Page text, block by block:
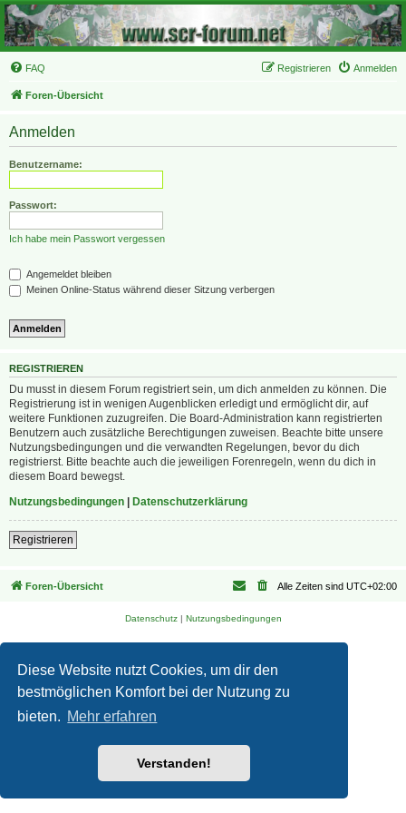
Diese Website nutzt Cookies, um dir den
bestmöglichen Komfort bei der Nutzung zu
bieten. Mehr erfahren
Verstanden!
FAQ Anmelden
Registrieren
Foren-Übersicht
Anmelden
Benutzername:
Passwort:
Ich habe mein Passwort vergessen
Angemeldet bleiben
Meinen Online-Status während dieser Sitzung verbergen
REGISTRIEREN
Du musst in diesem Forum registriert sein, um dich anmelden zu können. Die
Registrierung ist in wenigen Augenblicken erledigt und ermöglicht dir, auf
weitere Funktionen zuzugreifen. Die Board-Administration kann registrierten
Benutzern auch zusätzliche Berechtigungen zuweisen. Beachte bitte unsere
Nutzungsbedingungen und die verwandten Regelungen, bevor du dich
registrierst. Bitte beachte auch die jeweiligen Forenregeln, wenn du dich in
diesem Board bewegst.
Nutzungsbedingungen
Datenschutzerklärung
Registrieren
Foren-Übersicht Alle Zeiten sind UTC+02:00
Datenschutz| Nutzungsbedingungen